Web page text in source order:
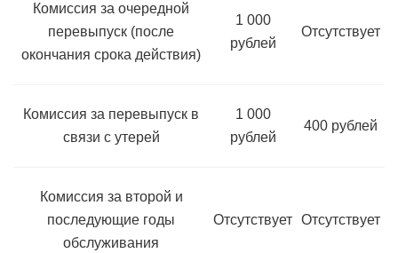
Комиссия за очередной
перевыпуск (после
окончания срока действия)
1 000
рублей
Отсутствует
Комиссия за перевыпуск в
связи с утерей
1 000
рублей
400 рублей
Комиссия за второй и
последующие годы
обслуживания
Отсутствует Отсутствует